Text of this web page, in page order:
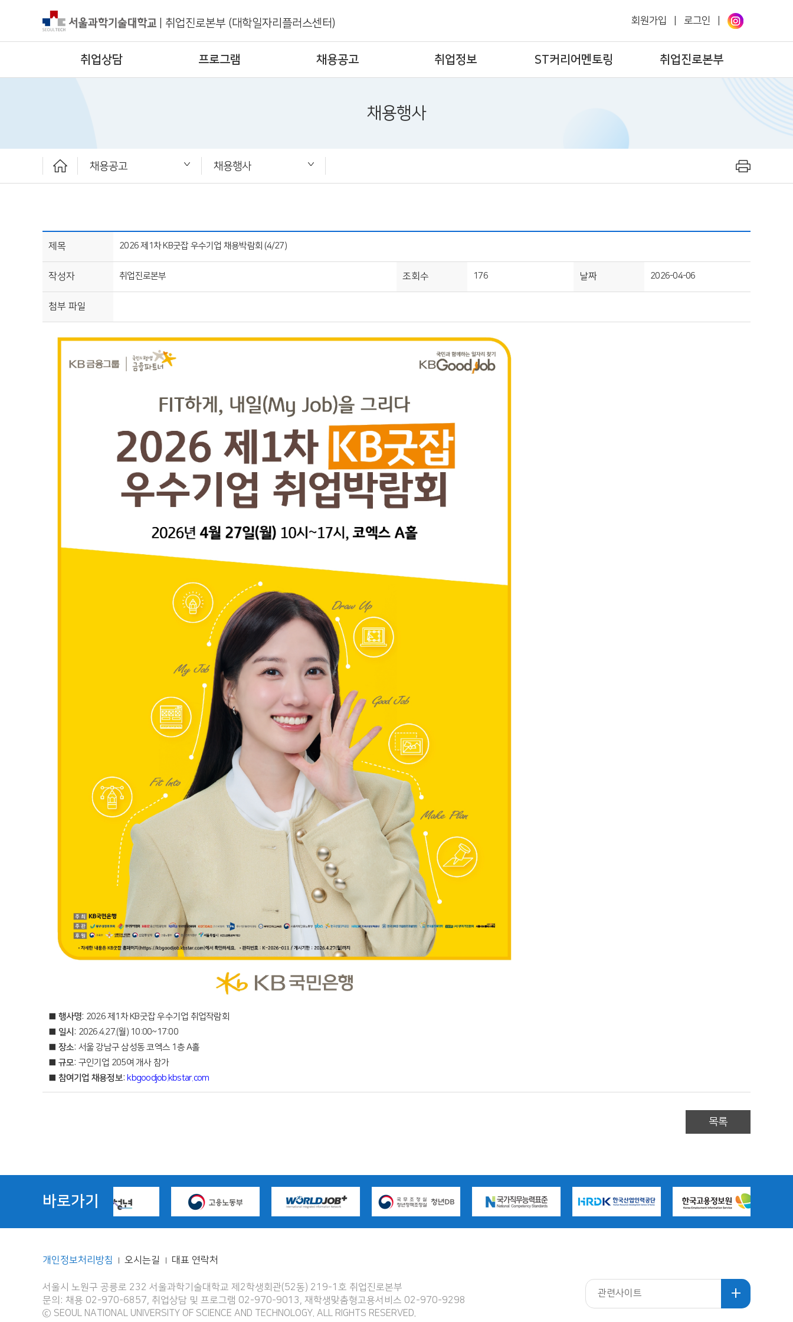
취업진로본부 (대학일자리플러스센터) 회원가입 로그인
취업상담 프로그램 채용공고 취업정보 ST커리어멘토링 취업진로본부
채용행사
채용공고
취업상담
프로그램
채용공고
취업정보
ST커리어멘토링
취업진로본부
채용행사
추천채용
일반채용
채용행사
제목 2026 제1차 KB굿잡 우수기업 채용박람회 (4/27)
작성자 취업진로본부 조회수 176 날짜 2026-04-06
첨부 파일
■ 행사명: 2026 제1차 KB굿잡 우수기업 취업작람회
■ 일시: 2026.4.27.(월) 10:00~17:00
■ 장소: 서울 강남구 삼성동 코엑스 1층 A홀
■ 규모: 구인기업 205여 개사 참가
■ 참여기업 채용정보: kbgoodjob.kbstar.com
목록
바로가기
개인정보처리방침 | 오시는길 | 대표 연락처
서울시 노원구 공릉로 232 서울과학기술대학교 제2학생회관(52동) 219-1호 취업진로본부
문의: 채용 02-970-6857, 취업상담 및 프로그램 02-970-9013, 재학생맞춤형고용서비스 02-970-9298
ⓒ SEOUL NATIONAL UNIVERSITY OF SCIENCE AND TECHNOLOGY. ALL RIGHTS RESERVED.
관련사이트